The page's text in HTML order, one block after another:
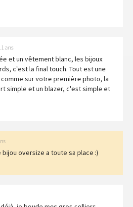
ans
et un vêtement blanc, les bijoux
c'est la final touch. Tout est une
sur votre première photo, la
simple et un blazer, c'est simple et
bijou oversize a toute sa place :)